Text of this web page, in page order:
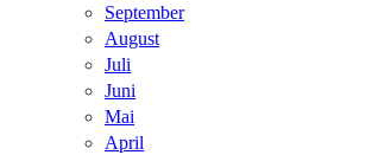
September
August
Juli
Juni
Mai
April